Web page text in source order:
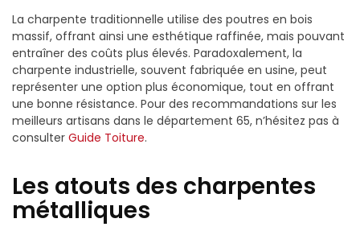
La charpente traditionnelle utilise des poutres en bois
massif, offrant ainsi une esthétique raffinée, mais pouvant
entraîner des coûts plus élevés. Paradoxalement, la
charpente industrielle, souvent fabriquée en usine, peut
représenter une option plus économique, tout en offrant
une bonne résistance. Pour des recommandations sur les
meilleurs artisans dans le département 65, n’hésitez pas à
consulter Guide Toiture.
Les atouts des charpentes
métalliques